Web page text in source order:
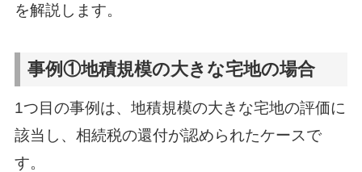
を解説します。
事例①地積規模の大きな宅地の場合
1つ目の事例は、地積規模の大きな宅地の評価に
該当し、相続税の還付が認められたケースで
す。